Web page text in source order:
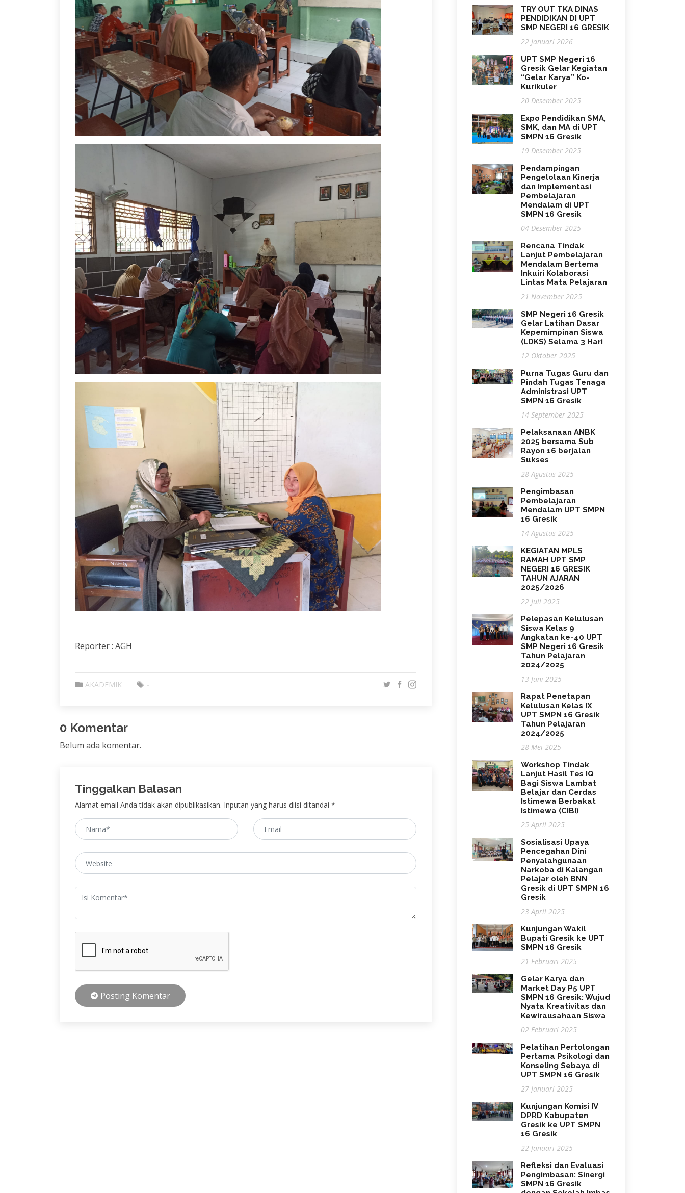
Reporter : AGH
AKADEMIK -
0 Komentar
Belum ada komentar.
Tinggalkan Balasan
Alamat email Anda tidak akan dipublikasikan. Inputan yang harus diisi ditandai *
Posting Komentar
TRY OUT TKA DINAS
PENDIDIKAN DI UPT
SMP NEGERI 16 GRESIK
22 Januari 2026
UPT SMP Negeri 16
Gresik Gelar Kegiatan
“Gelar Karya” Ko-
Kurikuler
20 Desember 2025
Expo Pendidikan SMA,
SMK, dan MA di UPT
SMPN 16 Gresik
19 Desember 2025
Pendampingan
Pengelolaan Kinerja
dan Implementasi
Pembelajaran
Mendalam di UPT
SMPN 16 Gresik
04 Desember 2025
Rencana Tindak
Lanjut Pembelajaran
Mendalam Bertema
Inkuiri Kolaborasi
Lintas Mata Pelajaran
21 November 2025
SMP Negeri 16 Gresik
Gelar Latihan Dasar
Kepemimpinan Siswa
(LDKS) Selama 3 Hari
12 Oktober 2025
Purna Tugas Guru dan
Pindah Tugas Tenaga
Administrasi UPT
SMPN 16 Gresik
14 September 2025
Pelaksanaan ANBK
2025 bersama Sub
Rayon 16 berjalan
Sukses
28 Agustus 2025
Pengimbasan
Pembelajaran
Mendalam UPT SMPN
16 Gresik
14 Agustus 2025
KEGIATAN MPLS
RAMAH UPT SMP
NEGERI 16 GRESIK
TAHUN AJARAN
2025/2026
22 Juli 2025
Pelepasan Kelulusan
Siswa Kelas 9
Angkatan ke-40 UPT
SMP Negeri 16 Gresik
Tahun Pelajaran
2024/2025
13 Juni 2025
Rapat Penetapan
Kelulusan Kelas IX
UPT SMPN 16 Gresik
Tahun Pelajaran
2024/2025
28 Mei 2025
Workshop Tindak
Lanjut Hasil Tes IQ
Bagi Siswa Lambat
Belajar dan Cerdas
Istimewa Berbakat
Istimewa (CIBI)
25 April 2025
Sosialisasi Upaya
Pencegahan Dini
Penyalahgunaan
Narkoba di Kalangan
Pelajar oleh BNN
Gresik di UPT SMPN 16
Gresik
23 April 2025
Kunjungan Wakil
Bupati Gresik ke UPT
SMPN 16 Gresik
21 Februari 2025
Gelar Karya dan
Market Day P5 UPT
SMPN 16 Gresik: Wujud
Nyata Kreativitas dan
Kewirausahaan Siswa
02 Februari 2025
Pelatihan Pertolongan
Pertama Psikologi dan
Konseling Sebaya di
UPT SMPN 16 Gresik
27 Januari 2025
Kunjungan Komisi IV
DPRD Kabupaten
Gresik ke UPT SMPN
16 Gresik
22 Januari 2025
Refleksi dan Evaluasi
Pengimbasan: Sinergi
SMPN 16 Gresik